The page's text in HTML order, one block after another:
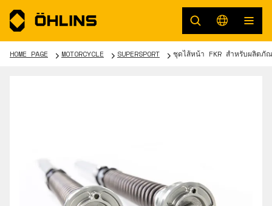
HOME PAGE MOTORCYCLE SUPERSPORT ชุดไส้หน้า FKR สำหรับผลิตภัณ